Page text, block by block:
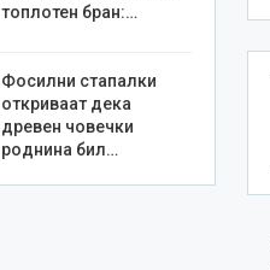
топлотен бран:…
Фосилни стапалки
откриваат дека
древен човечки
роднина бил…